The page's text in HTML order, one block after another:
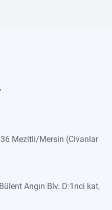
Mezitli/Mersin (Civanlar
Angın Blv. D:1nci kat,